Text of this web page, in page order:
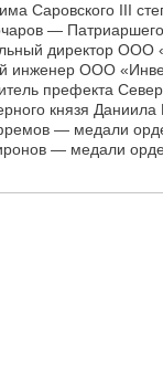
Саровского III
— Патриаршего
директор ООО
инженер ООО
префекта
князя Даниила
— медали
— медали